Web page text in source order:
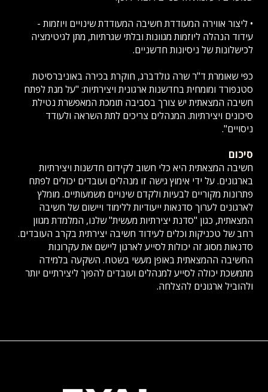
• ליצור אווירה המעודדת חשיבה המעודדת שינויים ויוזמות -
עידוד הנהלה ליוזמות מגוונות ובלתי שגרתיות, מתן לגיטימציה
לכישלונות של ניסיונות חדשניים.
כפי שאומרת ד"ר שרה גולדברג, חוקרת בכירה באוניברסיטת
סטנפורד ומומחית בחדשנות ארגונית ויצירתיות: "על מנת לפתח
חשיבה המצאתית יש צורך בסביבה תומכת המאפשרת נטילת
סיכונים ויצירתיות. המנהלים צריכים לתת השראה ולעודד
ניסויים".
סיכום
חשיבה המצאתית היא כלי חשוב לקידום חדשנות ויצירתיות
בארגונים. על ידי אימוץ גישה זו מנהלים ועובדים יכולים לפתח
פתרונות מקוריים לבעיות ולקדם שינויים משמעותיים. מומלץ
לארגונים לערוך סדנאות ייעודיות ללימוד ויישום של חשיבה
המצאתית, כגון "סדנת יצירתיות מעשית" שלנו, המלמדת מגוון
רחב של טכניקות וכלים לעידוד חשיבה יצירתית בקרב העובדים.
סדנאות מסוג זה יכולות לסייע לארגון ליישם את עקרונות
החשיבה ההמצאתית באופן מעשי בשטח. השקעה בלמידה
מתמשכת יכולה לסייע למנהלים ועובדים להפוך ליצירתיים יותר
ולהוביל ארגונים להצלחה.